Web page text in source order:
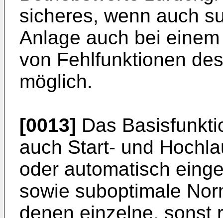
sicheres, wenn auch
Anlage auch bei
von Fehlfunktionen
möglich.
[0013] Das
auch Start- und
oder automatisch
sowie suboptimale
denen einzelne, sonst